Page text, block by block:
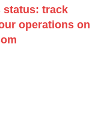
status: track
operations on